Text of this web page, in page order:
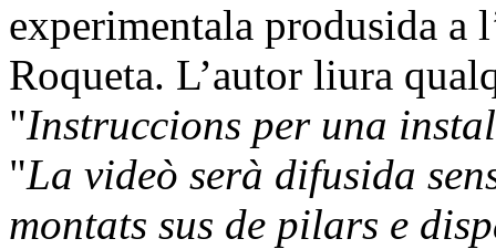
experimentala produsida a
Roqueta. L’autor liura
"Instruccions per una
"La videò serà difusida
montats sus de pilars e